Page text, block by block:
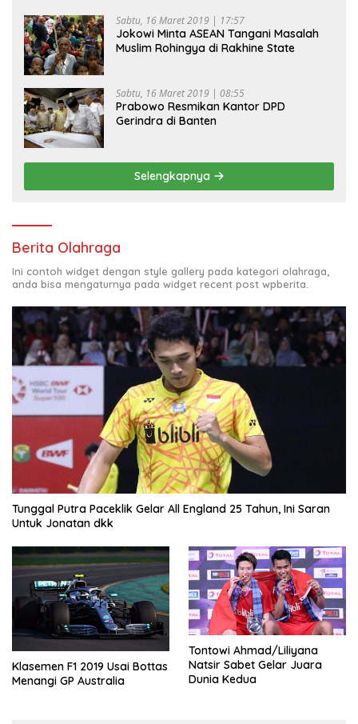
Sabtu, 16 Maret 2019 | 17:57
Jokowi Minta ASEAN Tangani Masalah
Muslim Rohingya di Rakhine State
Sabtu, 16 Maret 2019 | 08:55
Prabowo Resmikan Kantor DPD
Gerindra di Banten
Selengkapnya
Berita Olahraga
Ini contoh widget dengan style gallery pada kategori olahraga,
anda bisa mengaturnya pada widget recent post wpberita.
Tunggal Putra Paceklik Gelar All England 25 Tahun, Ini Saran
Untuk Jonatan dkk
Klasemen F1 2019 Usai Bottas
Menangi GP Australia
Tontowi Ahmad/Liliyana
Natsir Sabet Gelar Juara
Dunia Kedua